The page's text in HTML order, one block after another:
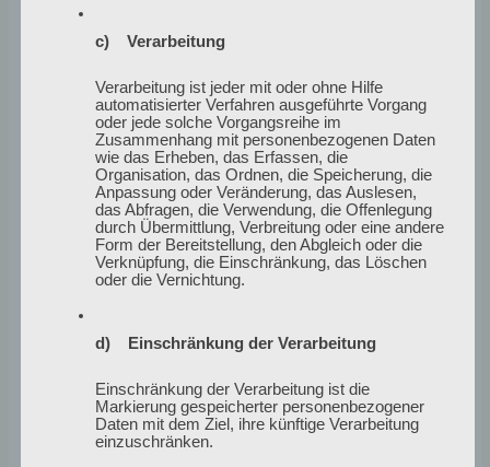
nicht mehr so viel. Im März melde ich mich zurück.
Newsletter/Blogabo
Hier kannst du meinen Newsletter
abonnieren. Du bekommst auch jedesmal
einen Newsletter, wenn es einen neuen
Blogeintrag gibt.
Vorname
*
c) Verarbeitung
Verarbeitung ist jeder mit oder ohne Hilfe
automatisierter Verfahren ausgeführte Vorgang
oder jede solche Vorgangsreihe im
Zusammenhang mit personenbezogenen Daten
wie das Erheben, das Erfassen, die
Organisation, das Ordnen, die Speicherung, die
Anpassung oder Veränderung, das Auslesen,
das Abfragen, die Verwendung, die Offenlegung
durch Übermittlung, Verbreitung oder eine andere
Form der Bereitstellung, den Abgleich oder die
Verknüpfung, die Einschränkung, das Löschen
oder die Vernichtung.
d) Einschränkung der Verarbeitung
Einschränkung der Verarbeitung ist die
Markierung gespeicherter personenbezogener
Daten mit dem Ziel, ihre künftige Verarbeitung
einzuschränken.